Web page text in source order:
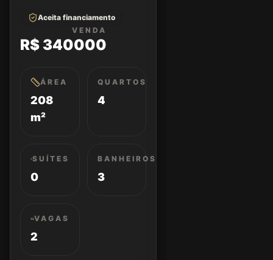
Aceita financiamento
VENDA
R$ 340000
ÁREA
208
m²
QUARTOS
4
SUÍTES
0
BANHEIROS
3
VAGAS
2